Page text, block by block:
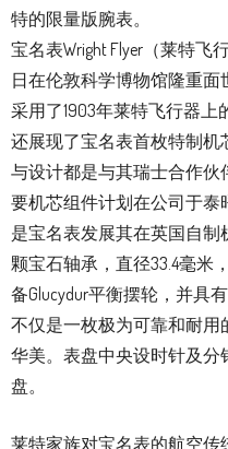
特的限量版腕表。
宝名表Wright Flyer（莱特飞
日在伦敦科学博物馆隆重
采用了1903年莱特飞行器
还展现了宝名表首枚特制机
与设计都是与其瑞士合作
要机芯组件计划在公司于
是宝名表发展其在英国自
颗宝石轴承，直径33.4毫米
备Glucydur平衡摆轮，并具
不仅是一枚极为可靠和耐
华美。表盘中央设时针及
盘。
莱特家族对宝名表的航空